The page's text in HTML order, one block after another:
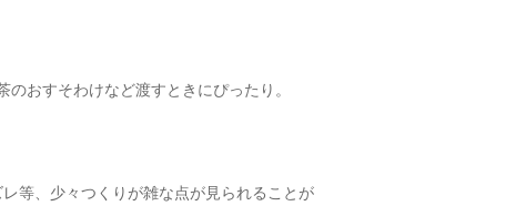
おすそわけなど渡すときにぴったり。
等、少々つくりが雑な点が見られることが